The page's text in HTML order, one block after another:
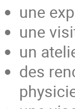
une
une
un
des